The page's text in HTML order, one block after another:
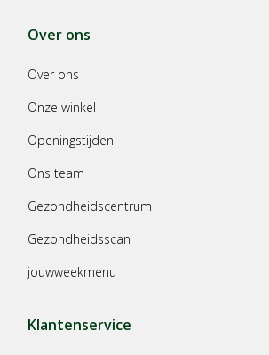
Over ons
Over ons
Onze winkel
Openingstijden
Ons team
Gezondheidscentrum
Gezondheidsscan
jouwweekmenu
Klantenservice